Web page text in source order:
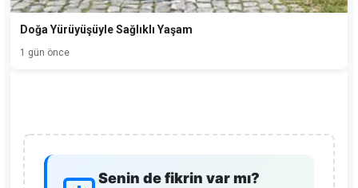
Doğa Yürüyüşüyle Sağlıklı Yaşam
1 gün önce
Senin de fikrin var mı?